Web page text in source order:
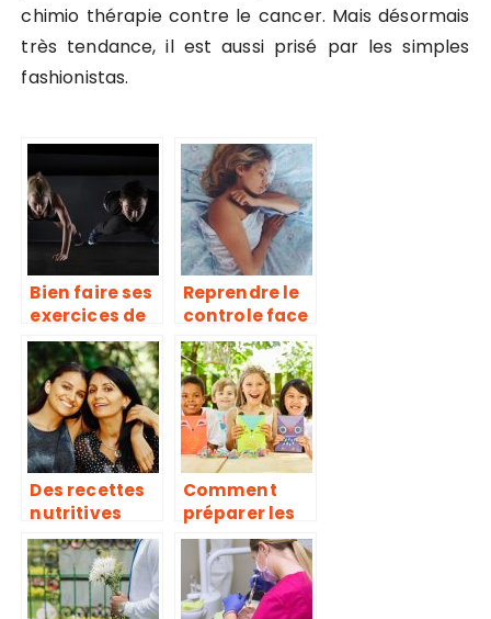
chimio thérapie contre le cancer. Mais désormais
très tendance, il est aussi prisé par les simples
fashionistas.
Bien faire ses
exercices de
muscu, une
erreur trop
souvent
répétée
Reprendre le
controle face
à la
dépression !
Des recettes
nutritives
pour vos
enfants !
Comment
préparer les
enfants à la
fête de fin
d’année à la
crèche ?